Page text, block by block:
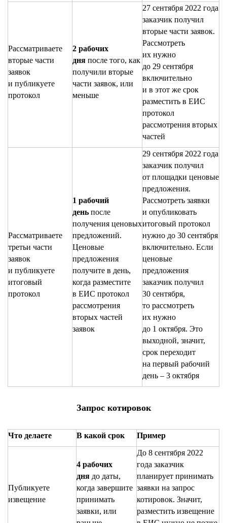
Рассматриваете
вторые части
заявок
и публикуете
протокол
2 рабочих
дня после того, как
получили вторые
части заявок, или
меньше
27 сентября 2022 года
заказчик получил
вторые части заявок.
Рассмотреть
их нужно
до 29 сентября
включительно
и в этот же срок
разместить в ЕИС
протокол
рассмотрения вторых
частей
Рассматриваете
третьи части
заявок
и публикуете
итоговый
протокол
1 рабочий
день после
получения ценовых
предложений.
Ценовые
предложения
получите в день,
когда разместите
в ЕИС протокол
рассмотрения
вторых частей
заявок
29 сентября 2022 года
заказчик получил
от площадки ценовые
предложения.
Рассмотреть заявки
и опубликовать
итоговый протокол
нужно до 30 сентября
включительно. Если
ценовые
предложения
заказчик получил
30 сентября,
то рассмотреть
их нужно
до 1 октября. Это
выходной, значит,
срок переходит
на первый рабочий
день – 3 октября
Запрос котировок
Что делаете В какой срок Пример
Публикуете
извещение
4 рабочих
дня до даты,
когда завершите
принимать
заявки, или
До 8 сентября 2022
года заказчик
планирует принимать
заявки на запрос
котировок. Значит,
разместить извещение